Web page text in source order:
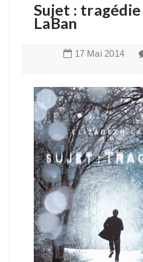
Sujet :
LaBan
17 Mai 2014